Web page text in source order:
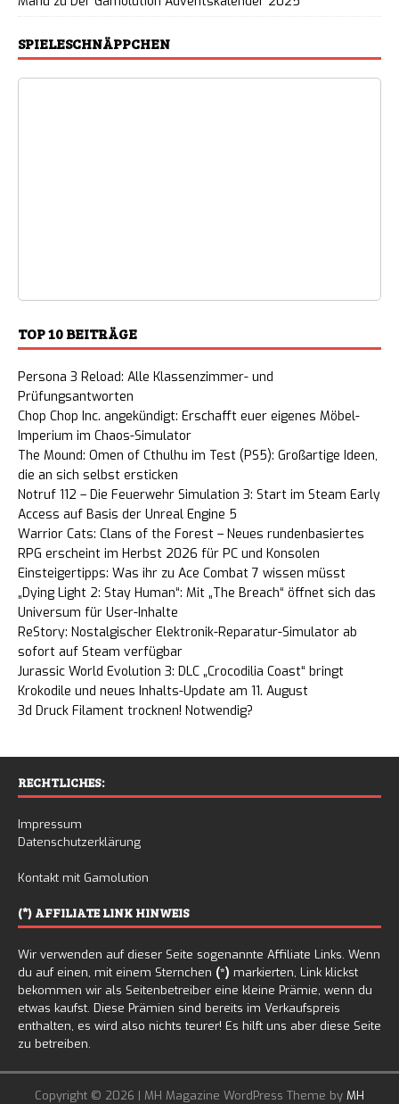
SPIELESCHNÄPPCHEN
TOP 10 BEITRÄGE
Persona 3 Reload: Alle Klassenzimmer- und
Prüfungsantworten
Chop Chop Inc. angekündigt: Erschafft euer eigenes Möbel-
Imperium im Chaos-Simulator
The Mound: Omen of Cthulhu im Test (PS5): Großartige Ideen,
die an sich selbst ersticken
Notruf 112 – Die Feuerwehr Simulation 3: Start im Steam Early
Access auf Basis der Unreal Engine 5
Warrior Cats: Clans of the Forest – Neues rundenbasiertes
RPG erscheint im Herbst 2026 für PC und Konsolen
Einsteigertipps: Was ihr zu Ace Combat 7 wissen müsst
„Dying Light 2: Stay Human“: Mit „The Breach“ öffnet sich das
Universum für User-Inhalte
ReStory: Nostalgischer Elektronik-Reparatur-Simulator ab
sofort auf Steam verfügbar
Jurassic World Evolution 3: DLC „Crocodilia Coast“ bringt
Krokodile und neues Inhalts-Update am 11. August
3d Druck Filament trocknen! Notwendig?
RECHTLICHES:
Impressum
Datenschutzerklärung
Kontakt mit Gamolution
(*) AFFILIATE LINK HINWEIS
Wir verwenden auf dieser Seite sogenannte Affiliate Links. Wenn
du auf einen, mit einem Sternchen (*) markierten, Link klickst
bekommen wir als Seitenbetreiber eine kleine Prämie, wenn du
etwas kaufst. Diese Prämien sind bereits im Verkaufspreis
enthalten, es wird also nichts teurer! Es hilft uns aber diese Seite
zu betreiben.
Copyright © 2026 | MH Magazine WordPress Theme by MH